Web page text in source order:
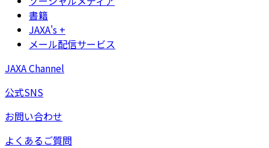
書籍
JAXA's +
メール配信サービス
JAXA Channel
公式SNS
お問い合わせ
よくあるご質問